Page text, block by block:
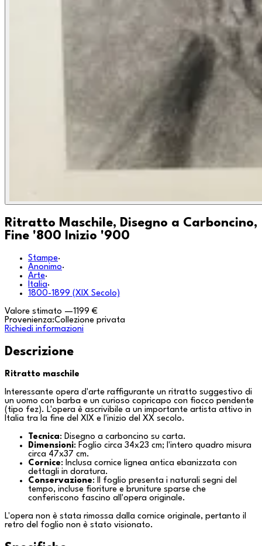
Ritratto Maschile, Disegno a Carboncino,
Fine '800 Inizio '900
Stampe·
Anonimo·
Arte·
Italia·
1800-1899 (XIX Secolo)
Valore stimato —1199 €
Provenienza:Collezione privata
Richiedi informazioni
Descrizione
Ritratto maschile
Interessante opera d'arte raffigurante un ritratto suggestivo di
un uomo con barba e un curioso copricapo con fiocco pendente
(tipo fez). L'opera è ascrivibile a un importante artista attivo in
Italia tra la fine del XIX e l'inizio del XX secolo.
Tecnica: Disegno a carboncino su carta.
Dimensioni: Foglio circa 34x23 cm; l'intero quadro misura
circa 47x37 cm.
Cornice: Inclusa cornice lignea antica ebanizzata con
dettagli in doratura.
Conservazione: Il foglio presenta i naturali segni del
tempo, incluse fioriture e bruniture sparse che
conferiscono fascino all'opera originale.
L'opera non è stata rimossa dalla cornice originale, pertanto il
retro del foglio non è stato visionato.